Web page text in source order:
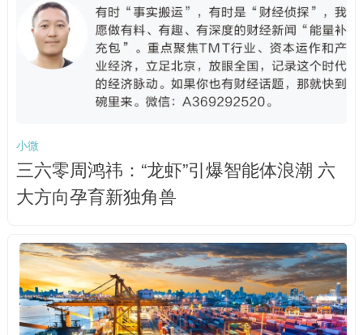
小微
三六零周鸿祎：“龙虾”引爆智能体浪潮 六
大方向孕育新独角兽